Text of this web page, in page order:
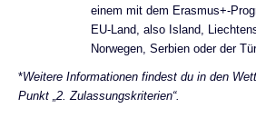
einem mit dem Erasmus+-
EU-Land, also Island,
Norwegen, Serbien oder der
*Weitere Informationen findest du in den
Punkt „2. Zulassungskriterien“.